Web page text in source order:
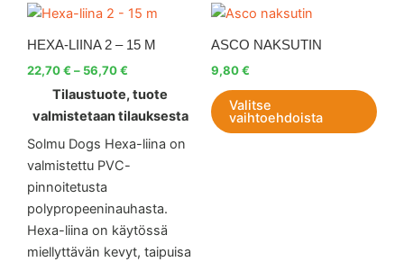
HEXA-LIINA 2 – 15 M
22,70€ – 56,70€
Hintaluokka:
22,70 €
-
56,70 €
Tilaustuote, tuote
valmistetaan tilauksesta
Solmu Dogs Hexa-liina on
valmistettu PVC-
pinnoitetusta
polypropeeninauhasta.
Hexa-liina on käytössä
miellyttävän kevyt, taipuisa
Tällä
useampi
muunnelma.
Voit
ASCO NAKSUTIN
9,80€
Valitse
vaihtoehdoista
Voit